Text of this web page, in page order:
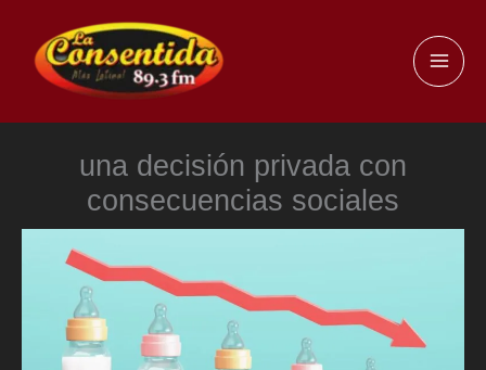
contenido
una decisión privada con
consecuencias sociales